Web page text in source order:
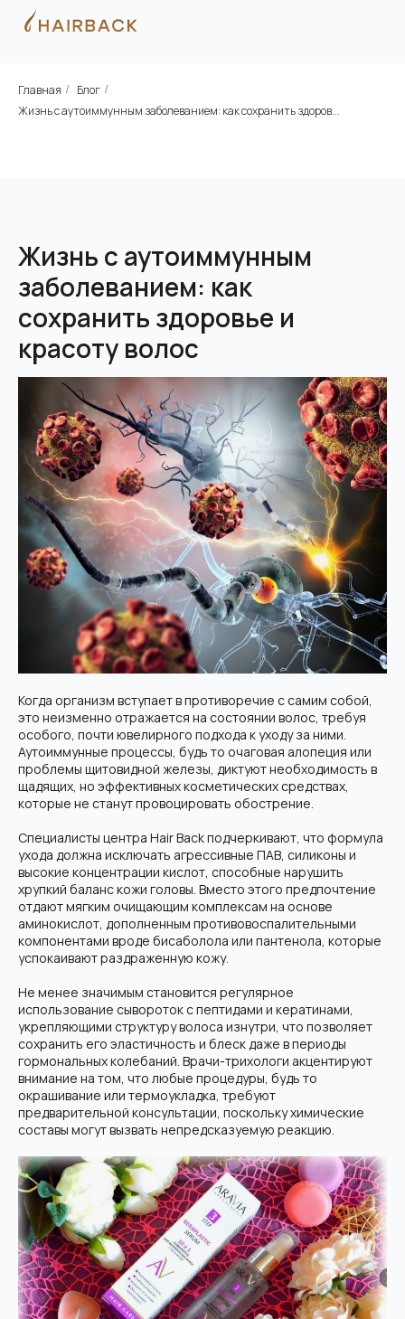
Главная / Блог /
Жизнь с аутоиммунным заболеванием: как сохранить здоров...
Жизнь с аутоиммунным
заболеванием: как
сохранить здоровье и
красоту волос
Когда организм вступает в противоречие с самим собой,
это неизменно отражается на состоянии волос, требуя
особого, почти ювелирного подхода к уходу за ними.
Аутоиммунные процессы, будь то очаговая алопеция или
проблемы щитовидной железы, диктуют необходимость в
щадящих, но эффективных косметических средствах,
которые не станут провоцировать обострение.
Специалисты центра Hair Back подчеркивают, что формула
ухода должна исключать агрессивные ПАВ, силиконы и
высокие концентрации кислот, способные нарушить
хрупкий баланс кожи головы. Вместо этого предпочтение
отдают мягким очищающим комплексам на основе
аминокислот, дополненным противовоспалительными
компонентами вроде бисаболола или пантенола, которые
успокаивают раздраженную кожу.
Не менее значимым становится регулярное
использование сывороток с пептидами и кератинами,
укрепляющими структуру волоса изнутри, что позволяет
сохранить его эластичность и блеск даже в периоды
гормональных колебаний. Врачи-трихологи акцентируют
внимание на том, что любые процедуры, будь то
окрашивание или термоукладка, требуют
предварительной консультации, поскольку химические
составы могут вызвать непредсказуемую реакцию.